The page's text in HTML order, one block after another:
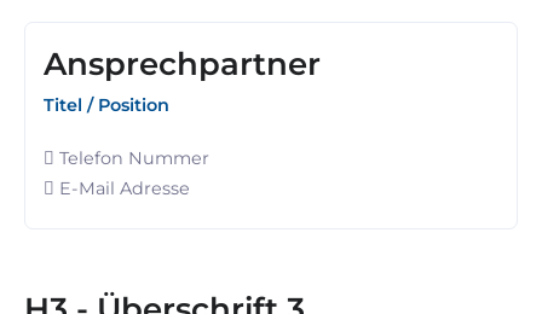
Ansprechpartner
Titel / Position
Telefon Nummer
E-Mail Adresse